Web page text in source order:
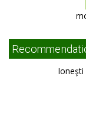
Ioneşti